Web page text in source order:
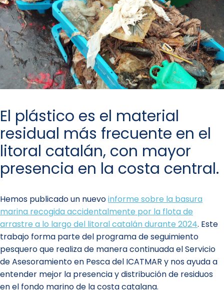
El plástico es el material
residual más frecuente en el
litoral catalán, con mayor
presencia en la costa central.
Hemos publicado un nuevoinforme sobre la basura
marina recogida accidentalmente por la flota de
arrastre a lo largo del litoral catalán durante 2024. Este
trabajo forma parte del programa de seguimiento
pesquero que realiza de manera continuada el Servicio
de Asesoramiento en Pesca del ICATMAR y nos ayuda a
entender mejor la presencia y distribución de residuos
en el fondo marino de la costa catalana.